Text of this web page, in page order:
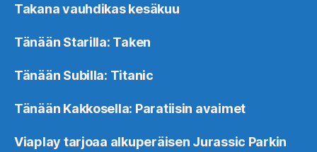
Takana vauhdikas kesäkuu
Tänään Starilla: Taken
Tänään Subilla: Titanic
Tänään Kakkosella: Paratiisin avaimet
Viaplay tarjoaa alkuperäisen Jurassic Parkin